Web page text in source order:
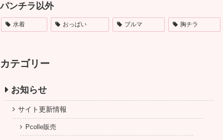
パンチラ以外
水着 おっぱい ブルマ 胸チラ
カテゴリー
お知らせ
サイト更新情報
Pcolle販売